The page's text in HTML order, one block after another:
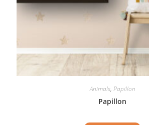
Animals, Papillon
Papillon